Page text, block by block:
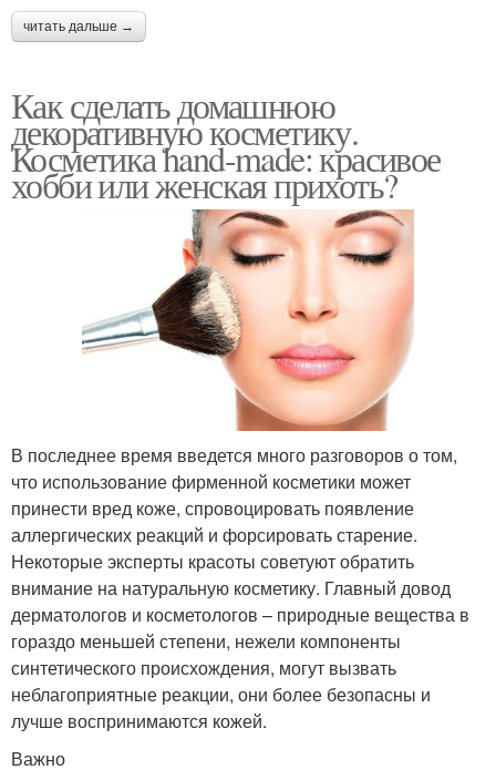
читать дальше →
Как сделать домашнюю
декоративную косметику.
Косметика hand-made: красивое
хобби или женская прихоть?
В последнее время введется много разговоров о том,
что использование фирменной косметики может
принести вред коже, спровоцировать появление
аллергических реакций и форсировать старение.
Некоторые эксперты красоты советуют обратить
внимание на натуральную косметику. Главный довод
дерматологов и косметологов – природные вещества в
гораздо меньшей степени, нежели компоненты
синтетического происхождения, могут вызвать
неблагоприятные реакции, они более безопасны и
лучше воспринимаются кожей.
Важно